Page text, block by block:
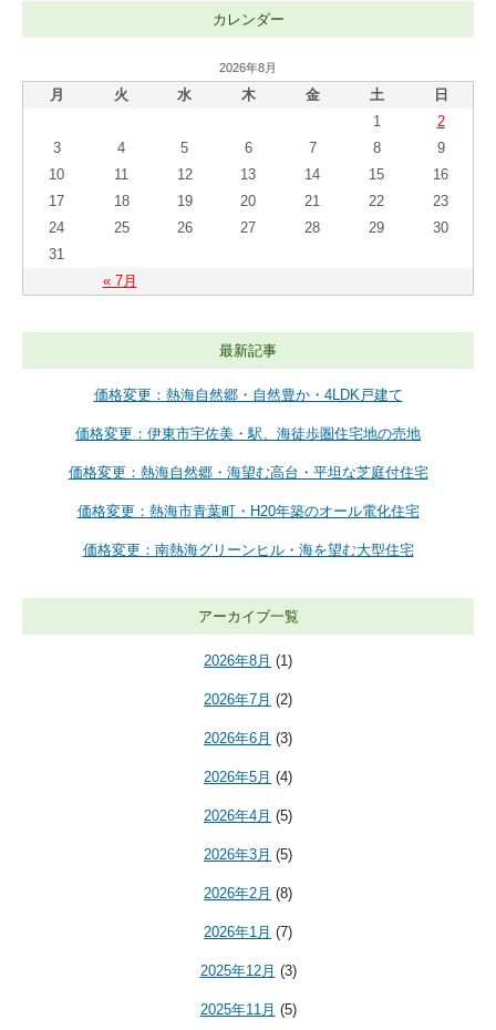
カレンダー
2026年8月
月 火 水 木 金 土 日
« 7月
1
2
3
4 5 6 7 8
9
10
11 12 13 14 15
16
17
18 19 20 21 22
23
24
25 26 27 28 29
30
31
最新記事
価格変更：熱海自然郷・自然豊か・4LDK戸建て
価格変更：伊東市宇佐美・駅、海徒歩圏住宅地の売地
価格変更：熱海自然郷・海望む高台・平坦な芝庭付住宅
価格変更：熱海市青葉町・H20年築のオール電化住宅
価格変更：南熱海グリーンヒル・海を望む大型住宅
アーカイブ一覧
2026年8月 (1)
2026年7月 (2)
2026年6月 (3)
2026年5月 (4)
2026年4月 (5)
2026年3月 (5)
2026年2月 (8)
2026年1月 (7)
2025年12月 (3)
2025年11月 (5)